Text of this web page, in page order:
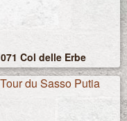
071 Col delle Erbe